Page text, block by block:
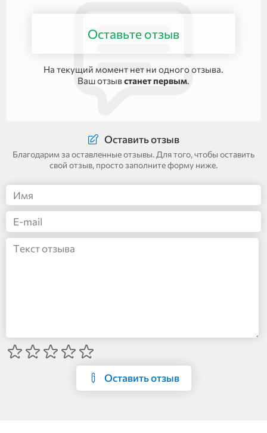
Оставьте отзыв
На текущий момент нет ни одного отзыва.
Ваш отзывстанет первым.
Оставить отзыв
Благодарим за оставленные отзывы. Для того, чтобы оставить
свой отзыв, просто заполните форму ниже.
Оставить отзыв